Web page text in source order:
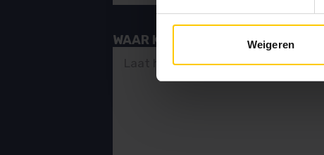
Weigeren
WAAR KUNNEN WE JE MEE HELPEN?